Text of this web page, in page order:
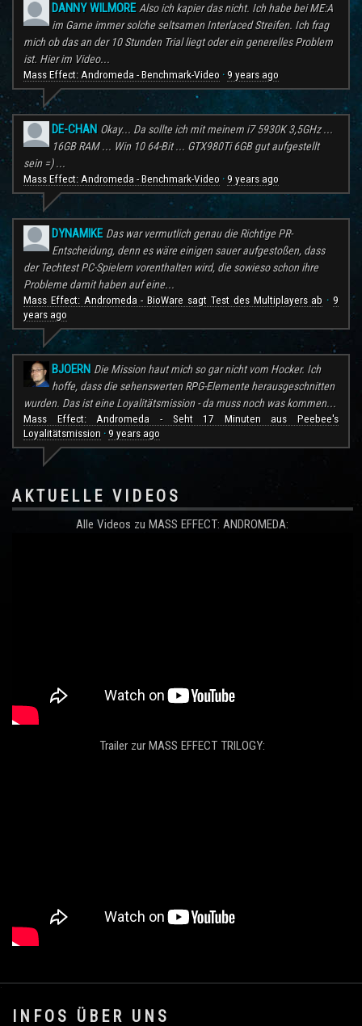
DANNY WILMORE Also ich kapier das nicht. Ich habe bei ME:A
im Game immer solche seltsamen Interlaced Streifen. Ich frag
mich ob das an der 10 Stunden Trial liegt oder ein generelles Problem
ist. Hier im Video...
Mass Effect: Andromeda - Benchmark-Video · 9 years ago
DE-CHAN Okay... Da sollte ich mit meinem i7 5930K 3,5GHz ...
16GB RAM ... Win 10 64-Bit ... GTX980Ti 6GB gut aufgestellt
sein =) ...
Mass Effect: Andromeda - Benchmark-Video · 9 years ago
DYNAMIKE Das war vermutlich genau die Richtige PR-
Entscheidung, denn es wäre einigen sauer aufgestoßen, dass
der Techtest PC-Spielern vorenthalten wird, die sowieso schon ihre
Probleme damit haben auf eine...
Mass Effect: Andromeda - BioWare sagt Test des Multiplayers ab ·9
years ago
BJOERN Die Mission haut mich so gar nicht vom Hocker. Ich
hoffe, dass die sehenswerten RPG-Elemente herausgeschnitten
wurden. Das ist eine Loyalitätsmission - da muss noch was kommen...
Mass Effect: Andromeda - Seht 17 Minuten aus Peebee's
Loyalitätsmission · 9 years ago
AKTUELLE VIDEOS
Alle Videos zu MASS EFFECT: ANDROMEDA:
Trailer zur MASS EFFECT TRILOGY:
.
INFOS ÜBER UNS